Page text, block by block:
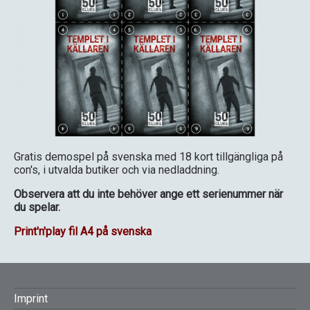
Gratis demospel på svenska med 18 kort tillgängliga på
con's, i utvalda butiker och via nedladdning.
Observera att du inte behöver ange ett serienummer när
du spelar.
Print'n'play fil A4 på svenska
FOOTER
Imprint